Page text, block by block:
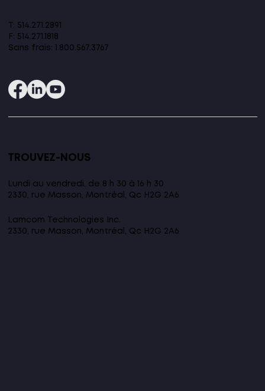
T: 514.271.2891
F: 514.271.1818
Sans frais:
1.800.567.3767
TROUVEZ-NOUS
Lundi au vendredi, de 8 h 30 à 16 h 30
2330, rue Masson, Montréal, Qc H2G 2A6​
Lamcom Technologies Inc.
2330, rue Masson, Montréal, Qc H2G 2A6​